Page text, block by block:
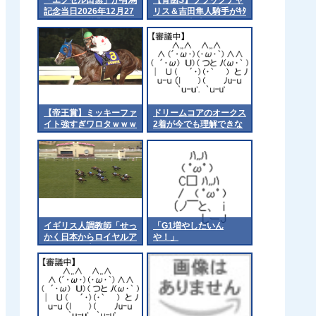
記念当日2026年12月27
日をもって営業終了
リス＆吉田隼人騎手がｷﾀ
━━━━(ﾟ∀ﾟ)━━━━!!
【帝王賞】ミッキーファ
イト強すぎワロタｗｗｗ
ドリームコアのオークス
2着が今でも理解できな
い
イギリス人調教師「せっ
かく日本からロイヤルア
スコッにト来てもらった
のに負かしてすまんw」
「G1増やしたいん
や！」